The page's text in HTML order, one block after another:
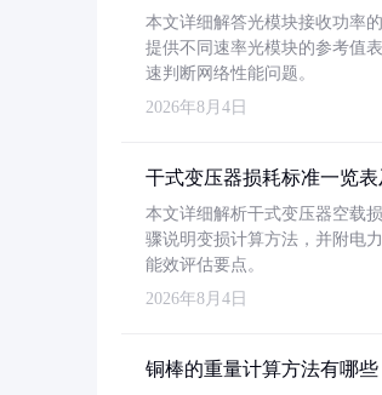
本文详细解答光模块接收功率
提供不同速率光模块的参考值
速判断网络性能问题。
2026年8月4日
干式变压器损耗标准一览
本文详细解析干式变压器空载
骤说明变损计算方法，并附电
能效评估要点。
2026年8月4日
铜棒的重量计算方法有哪些